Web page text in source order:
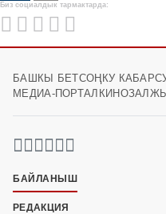
Биз социалдык тармактарда:
БАШКЫ БЕТСОҢКУ КАБАР
МЕДИА-ПОРТАЛ КИНОЗАЛ
БАЙЛАНЫШ
РЕДАКЦИЯ